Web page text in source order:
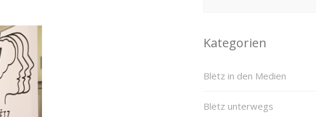
Kategorien
Blëtz in den Medien
Blëtz unterwegs